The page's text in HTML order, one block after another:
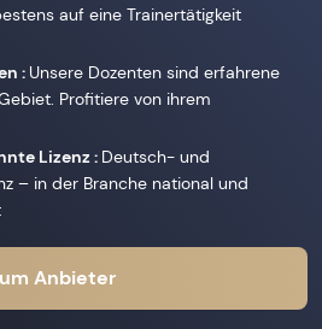
auf eine Trainertätigkeit
: Unsere Dozenten sind erfahrene
Profitiere von ihrem
Lizenz : Deutsch- und
– in der Branche national und
Anbieter